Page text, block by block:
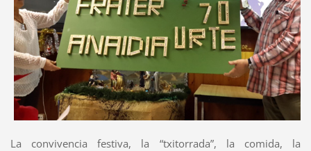
La convivencia festiva, la “txitorrada”, la comida, la